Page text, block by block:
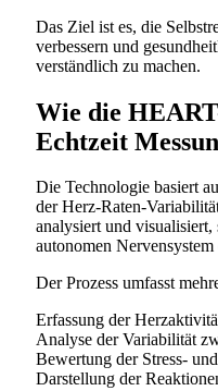
Das Ziel ist es, die
verbessern und
verständlich zu machen.
Wie die
Echtzeit
Die Technologie basiert
der Herz-Raten-
analysiert und visualisiert,
autonomen
Der Prozess umfasst
Erfassung der
Analyse der Variabilität
Bewertung der Stress-
Darstellung der